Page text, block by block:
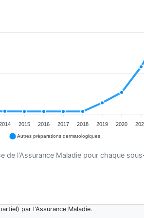
2015 2016 2017 2018 2019 2020
Autres préparations dermatologiques
de l'Assurance Maladie pour chaque
par l'Assurance Maladie.